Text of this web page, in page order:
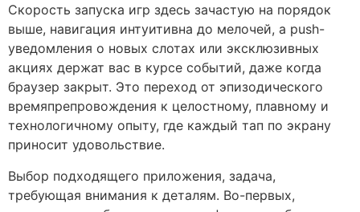
Скорость запуска игр здесь зачастую на порядок
выше, навигация интуитивна до мелочей, а push-
уведомления о новых слотах или эксклюзивных
акциях держат вас в курсе событий, даже когда
браузер закрыт. Это переход от эпизодического
времяпрепровождения к целостному, плавному и
технологичному опыту, где каждый тап по экрану
приносит удовольствие.
Выбор подходящего приложения, задача,
требующая внимания к деталям. Во-первых,